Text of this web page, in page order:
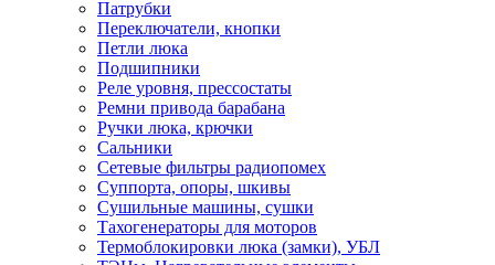
Патрубки
Переключатели, кнопки
Петли люка
Подшипники
Реле уровня, прессостаты
Ремни привода барабана
Ручки люка, крючки
Сальники
Сетевые фильтры радиопомех
Суппорта, опоры, шкивы
Сушильные машины, сушки
Тахогенераторы для моторов
Термоблокировки люка (замки), УБЛ